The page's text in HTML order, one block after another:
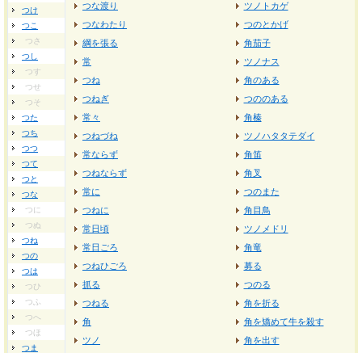
つけ
つこ
つさ
つし
つす
つせ
つそ
つた
つち
つつ
つて
つと
つな
つに
つぬ
つね
つの
つは
つひ
つふ
つへ
つほ
つま
つな渡り
つなわたり
綱を張る
常
つね
つねぎ
常々
つねづね
常ならず
つねならず
常に
つねに
常日頃
常日ごろ
つねひごろ
抓る
つねる
角
ツノ
ツノトカゲ
つのとかげ
角茄子
ツノナス
角のある
つののある
角榛
ツノハタタテダイ
角笛
角叉
つのまた
角目鳥
ツノメドリ
角竜
募る
つのる
角を折る
角を矯めて牛を殺す
角を出す